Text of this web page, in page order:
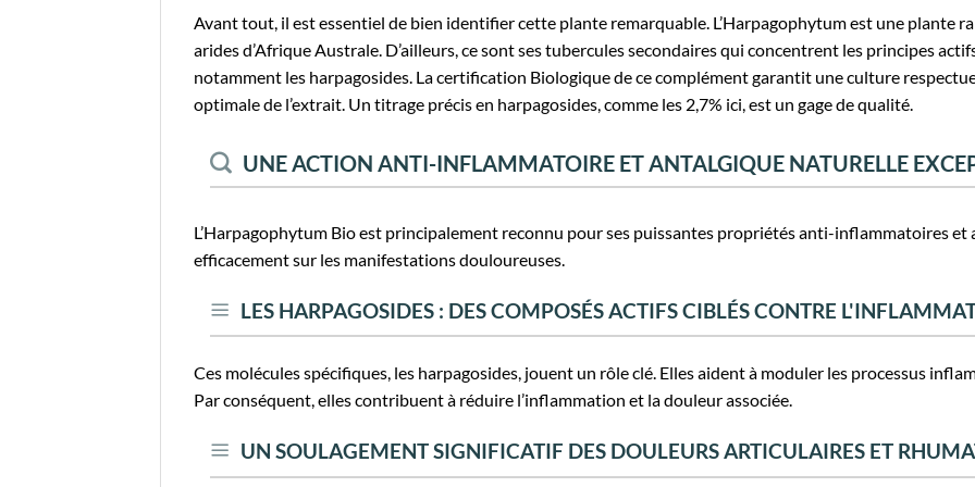
Avant tout, il est essentiel de bien identifier cette plante remarquable. L’Harpagophytum est une plante
arides d’Afrique Australe. D’ailleurs, ce sont ses tubercules secondaires qui concentrent les principes
notamment les harpagosides. La certification Biologique de ce complément garantit une culture
optimale de l’extrait. Un titrage précis en harpagosides, comme les 2,7% ici, est un gage de qualité.
UNE ACTION ANTI-INFLAMMATOIRE ET ANTALGIQUE NATURELLE
L’Harpagophytum Bio est principalement reconnu pour ses puissantes propriétés anti-inflammatoires et
efficacement sur les manifestations douloureuses.
LES HARPAGOSIDES : DES COMPOSÉS ACTIFS CIBLÉS CONTRE
Ces molécules spécifiques, les harpagosides, jouent un rôle clé. Elles aident à moduler les processus
Par conséquent, elles contribuent à réduire l’inflammation et la douleur associée.
UN SOULAGEMENT SIGNIFICATIF DES DOULEURS ARTICULAIRES ET